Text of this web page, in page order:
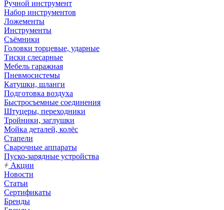
Ручной инструмент
Набор инструментов
Ложементы
Инструменты
Съёмники
Головки торцевые, ударные
Тиски слесарные
Мебель гаражная
Пневмосистемы
Катушки, шланги
Подготовка воздуха
Быстросъемные соединения
Штуцеры, переходники
Тройники, заглушки
Мойка деталей, колёс
Стапели
Сварочные аппараты
Пуско-зарядные устройства
Акции
Новости
Статьи
Сертификаты
Бренды